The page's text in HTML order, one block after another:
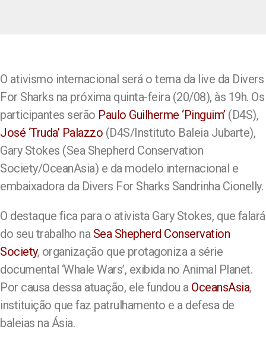
O ativismo internacional será o tema da live da Divers
For Sharks na próxima quinta-feira (20/08), às 19h. Os
participantes serão Paulo Guilherme ‘Pinguim’ (D4S),
José ‘Truda’ Palazzo (D4S/Instituto Baleia Jubarte),
Gary Stokes (Sea Shepherd Conservation
Society/OceanAsia) e da modelo internacional e
embaixadora da Divers For Sharks Sandrinha Cionelly.
O destaque fica para o ativista Gary Stokes, que falará
do seu trabalho na Sea Shepherd Conservation
Society, organização que protagoniza a série
documental ‘Whale Wars’, exibida no Animal Planet.
Por causa dessa atuação, ele fundou a OceansAsia,
instituição que faz patrulhamento e a defesa de
baleias na Ásia.